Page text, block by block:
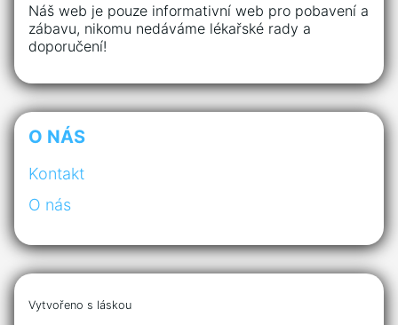
Náš web je pouze informativní web pro pobavení a
zábavu, nikomu nedáváme lékařské rady a
doporučení!
O NÁS
Kontakt
O nás
Vytvořeno s láskou